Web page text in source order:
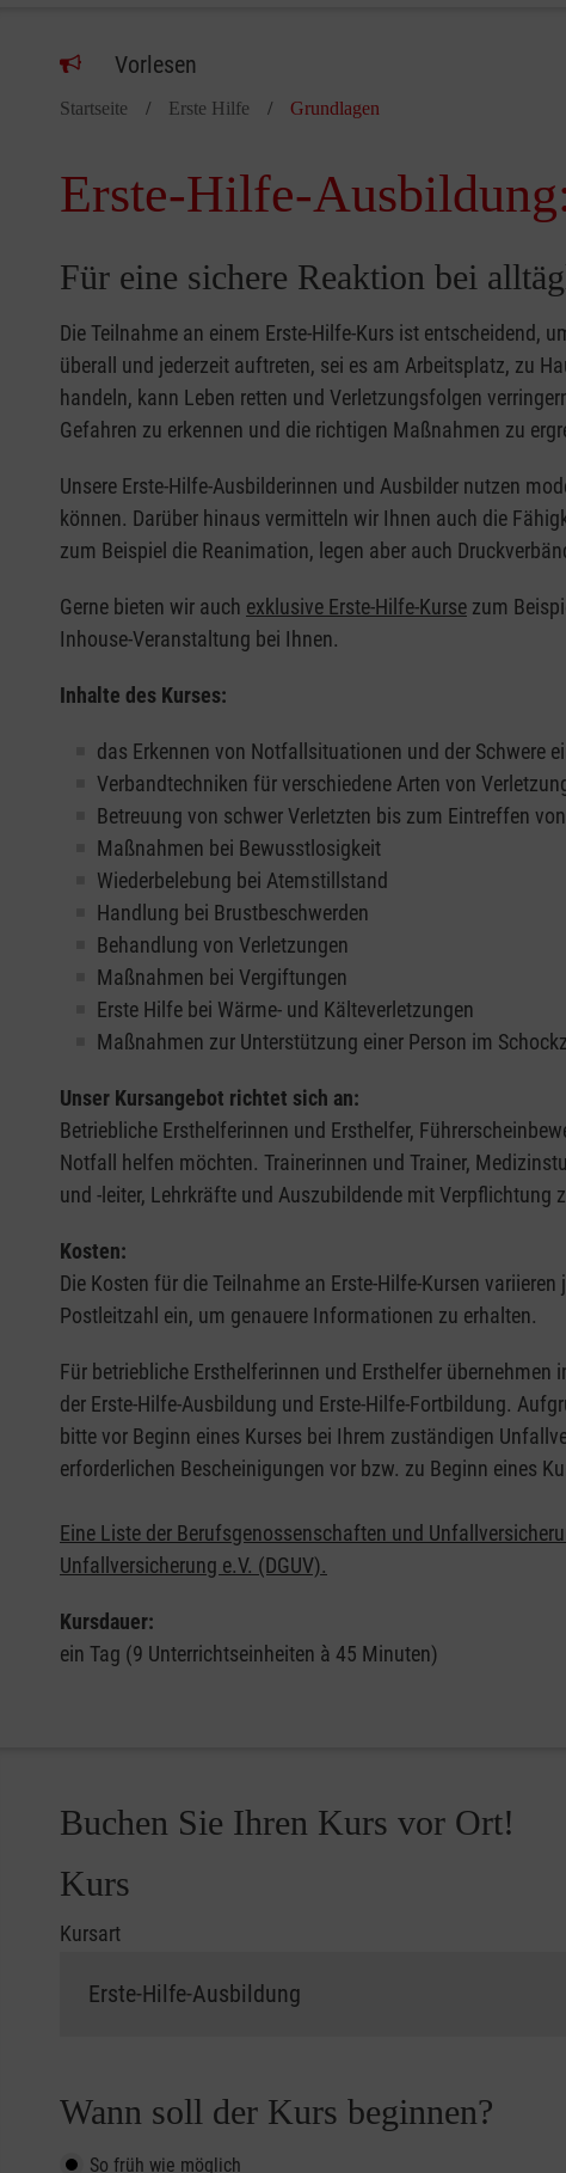
Vorlesen
Startseite Erste Hilfe Grundlagen
Erste-Hilfe-
Für eine sichere Reaktion bei
Die Teilnahme an einem Erste-Hilfe-Kurs ist entscheidend,
überall und jederzeit auftreten, sei es am Arbeitsplatz, zu
handeln, kann Leben retten und Verletzungsfolgen
Gefahren zu erkennen und die richtigen Maßnahmen zu
Unsere Erste-Hilfe-Ausbilderinnen und Ausbilder nutzen
können. Darüber hinaus vermitteln wir Ihnen auch die
zum Beispiel die Reanimation, legen aber auch
Gerne bieten wir auch exklusive Erste-Hilfe-Kurse zum
Inhouse-Veranstaltung bei Ihnen.
Inhalte des Kurses:
das Erkennen von Notfallsituationen und der Schwere
Verbandtechniken für verschiedene Arten von
Betreuung von schwer Verletzten bis zum Eintreffen
Maßnahmen bei Bewusstlosigkeit
Wiederbelebung bei Atemstillstand
Handlung bei Brustbeschwerden
Behandlung von Verletzungen
Maßnahmen bei Vergiftungen
Erste Hilfe bei Wärme- und Kälteverletzungen
Maßnahmen zur Unterstützung einer Person im
Unser Kursangebot richtet sich an:
Betriebliche Ersthelferinnen und Ersthelfer,
Notfall helfen möchten. Trainerinnen und Trainer,
und -leiter, Lehrkräfte und Auszubildende mit Verpflichtung
Kosten:
Die Kosten für die Teilnahme an Erste-Hilfe-Kursen
Postleitzahl ein, um genauere Informationen zu erhalten.
Für betriebliche Ersthelferinnen und Ersthelfer übernehmen
der Erste-Hilfe-Ausbildung und Erste-Hilfe-Fortbildung.
bitte vor Beginn eines Kurses bei Ihrem zuständigen
erforderlichen Bescheinigungen vor bzw. zu Beginn eines
Eine Liste der Berufsgenossenschaften und
Unfallversicherung e.V. (DGUV).
Kursdauer:
ein Tag (9 Unterrichtseinheiten à 45 Minuten)
Buchen Sie Ihren Kurs vor Ort!
Kurs
Kursart
Wann soll der Kurs beginnen?
So früh wie möglich